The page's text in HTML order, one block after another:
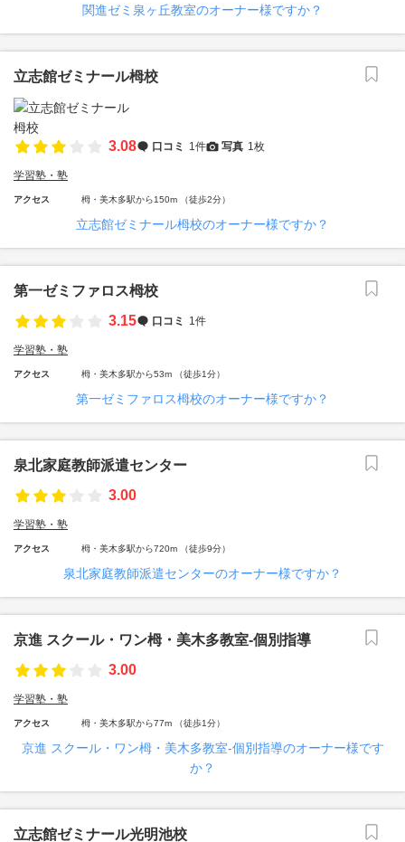
関進ゼミ泉ヶ丘教室のオーナー様ですか？
立志館ゼミナール栂校
3.08 口コミ 1件 写真 1枚
学習塾・塾
アクセス 栂・美木多駅から150m （徒歩2分）
立志館ゼミナール栂校のオーナー様ですか？
第一ゼミファロス栂校
3.15
口コミ 1件
学習塾・塾
アクセス 栂・美木多駅から53m （徒歩1分）
第一ゼミファロス栂校のオーナー様ですか？
泉北家庭教師派遣センター
3.00
学習塾・塾
アクセス 栂・美木多駅から720m （徒歩9分）
泉北家庭教師派遣センターのオーナー様ですか？
京進 スクール・ワン栂・美木多教室-個別指導
3.00
学習塾・塾
アクセス 栂・美木多駅から77m （徒歩1分）
京進 スクール・ワン栂・美木多教室-個別指導のオーナー様です
か？
立志館ゼミナール光明池校